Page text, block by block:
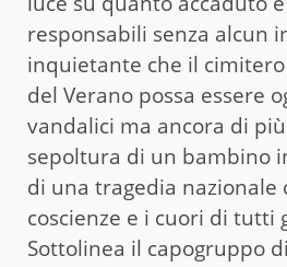
responsabili senza alcun
inquietante che il
del Verano possa essere
vandalici ma ancora di
sepoltura di un bambino
di una tragedia nazionale
coscienze e i cuori di tutti
Sottolinea il capogruppo